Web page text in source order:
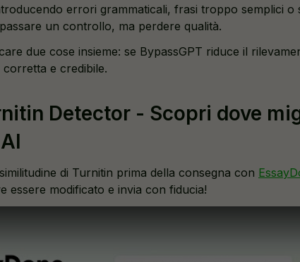
errori grammaticali, frasi troppo semplici o
un controllo, ma perdere qualità.
due cose insieme: se BypassGPT riduce il
e credibile.
Detector - Scopri dove
di Turnitin prima della consegna con
essere modificato e invia con fiducia!